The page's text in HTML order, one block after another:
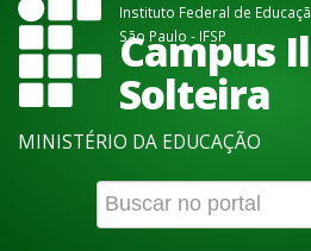
Instituto Federal de
São Paulo - IFSP
Campus
Solteira
MINISTÉRIO DA EDUCAÇÃO